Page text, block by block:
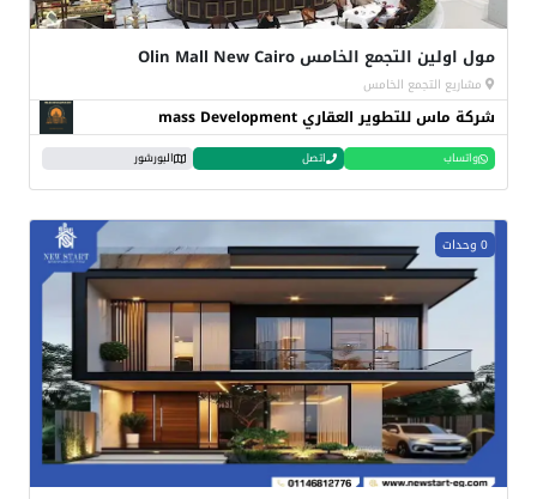
مول اولين التجمع الخامس Olin Mall New Cairo
مشاريع التجمع الخامس
شركة ماس للتطوير العقاري mass Development
واتساب اتصل البورشور
0 وحدات